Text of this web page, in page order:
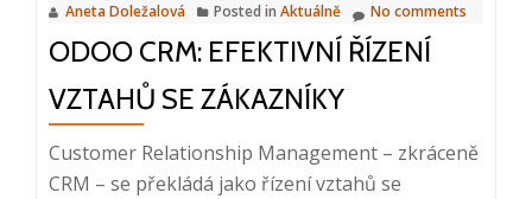
2025
Aneta Doležalová Posted in Aktuálně No comments
ODOO CRM: EFEKTIVNÍ ŘÍZENÍ
VZTAHŮ SE ZÁKAZNÍKY
Customer Relationship Management – zkráceně
CRM – se překládá jako řízení vztahů se